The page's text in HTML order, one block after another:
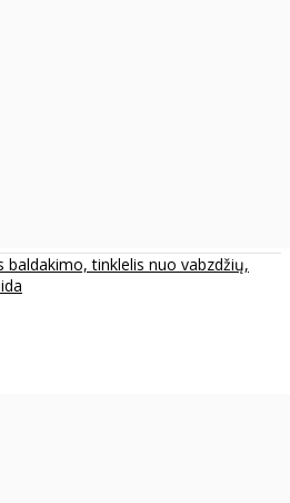
baldakimo, tinklelis nuo vabzdžių,